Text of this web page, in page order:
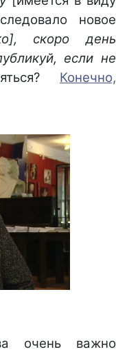
новое
скоро день
если не
Конечно,
очень важно